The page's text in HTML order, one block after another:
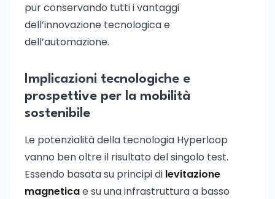
pur conservando tutti i vantaggi
dell’innovazione tecnologica e
dell’automazione.
Implicazioni tecnologiche e
prospettive per la mobilità
sostenibile
Le potenzialità della tecnologia Hyperloop
vanno ben oltre il risultato del singolo test.
Essendo basata su principi di levitazione
magneticae su una infrastruttura a basso